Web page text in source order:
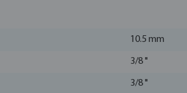
10.5 mm
3/8 "
3/8 "